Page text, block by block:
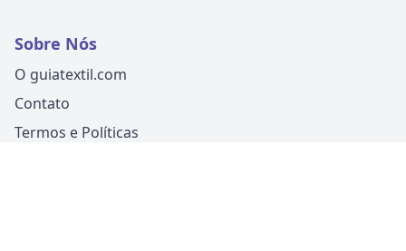
Sobre Nós
O guiatextil.com
Contato
Termos e Políticas